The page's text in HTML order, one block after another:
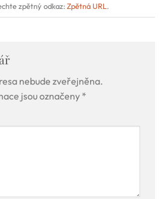
zpětný odkaz:Zpětná URL .
nebude zveřejněna.
jsou označeny *